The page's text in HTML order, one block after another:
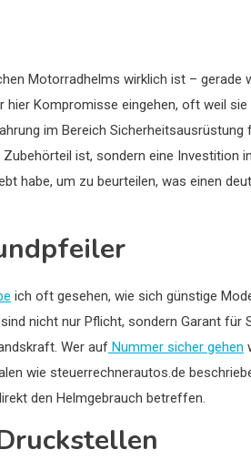
Motorradhelms wirklich ist – gerade
hier Kompromisse eingehen, oft weil sie
im Bereich Sicherheitsausrüstung
ist, sondern eine Investition
habe, um zu beurteilen, was einen
ich oft gesehen, wie sich günstige
nicht nur Pflicht, sondern Garant für
Wer auf Nummer sicher gehen
wie steuerrechnerautos.de
den Helmgebrauch betreffen.